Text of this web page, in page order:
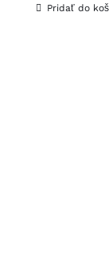
Pridať do